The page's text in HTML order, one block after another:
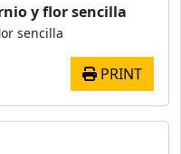
y flor sencilla
sencilla
PRINT